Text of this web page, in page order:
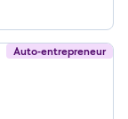
Auto-entrepreneur